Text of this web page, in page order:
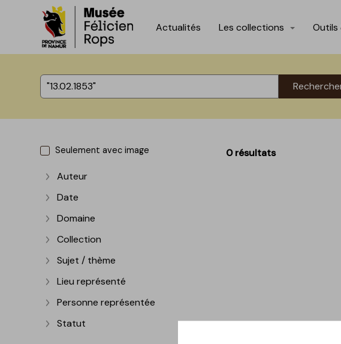
Accèder directement au contenu
Accèder directement au contenu
Actualités Les collections Outils
Seulement avec image
Afficher plus
Auteur
Afficher plus
Date
Afficher plus
Domaine
Afficher plus
Collection
Afficher plus
Sujet / thème
Afficher plus
Lieu représenté
Afficher plus
Personne représentée
Afficher plus
Statut
0 résultats